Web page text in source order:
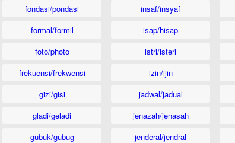
fondasi/pondasi
formal/formil
foto/photo
frekuensi/frekwensi
gizi/gisi
gladi/geladi
gubuk/gubug
insaf/insyaf
isap/hisap
istri/isteri
izin/ijin
jadwal/jadual
jenazah/jenasah
jenderal/jendral